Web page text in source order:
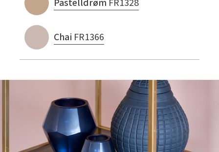
Pastelldrøm FR1328
Chai FR1366